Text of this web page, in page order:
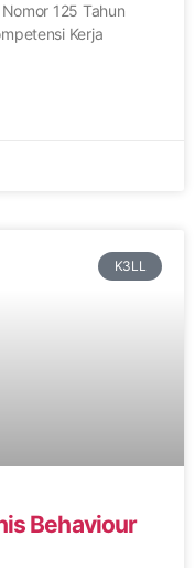
125 Tahun
Kerja
K3LL
Behaviour